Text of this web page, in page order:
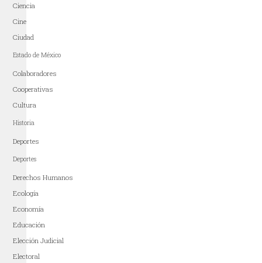
Ciencia
Cine
Ciudad
Estado de México
Colaboradores
Cooperativas
Cultura
Historia
Deportes
Deportes
Derechos Humanos
Ecología
Economía
Educación
Elección Judicial
Electoral